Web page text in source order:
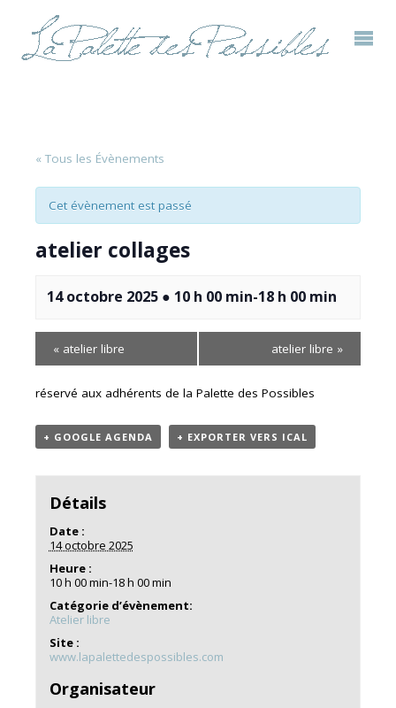
« Tous les Évènements
Cet évènement est passé
atelier collages
14 octobre 2025 ● 10 h 00 min-18 h 00 min
« atelier libre atelier libre »
réservé aux adhérents de la Palette des Possibles
+ GOOGLE AGENDA + EXPORTER VERS ICAL
Détails
Date :
14 octobre 2025
Heure :
10 h 00 min-18 h 00 min
Catégorie d’évènement:
Atelier libre
Site :
www.lapalettedespossibles.com
Organisateur